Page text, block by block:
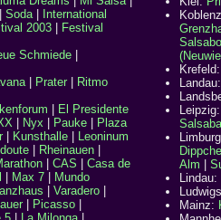
Soda|
International
2003
Festival
Schmiede
| Prater|
Ritmo
El Presidente
Nyx Pauke
Plaza
| Kunsthalle
Leoninum
Rheinauen
CAS
Casa de
Max 7
Mundo
Varadero
| Picasso
Leipzig
Alm
Lindau:
Mainz: